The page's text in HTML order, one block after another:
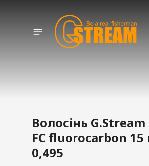
Волосінь
FC fluorocarbon 15
0,495